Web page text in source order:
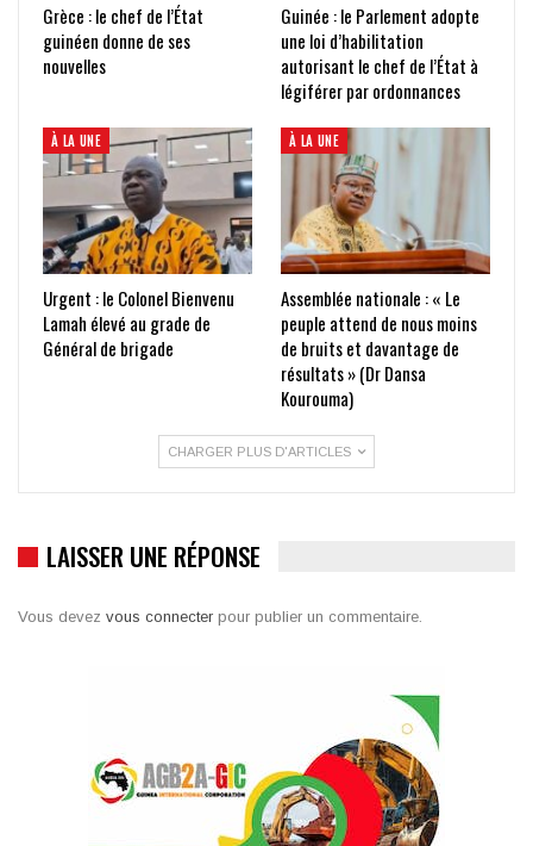
Grèce : le chef de l’État
guinéen donne de ses
nouvelles
Guinée : le Parlement adopte
une loi d’habilitation
autorisant le chef de l’État à
légiférer par ordonnances
À LA UNE
Urgent : le Colonel Bienvenu
Lamah élevé au grade de
Général de brigade
À LA UNE
Assemblée nationale : « Le
peuple attend de nous moins
de bruits et davantage de
résultats » (Dr Dansa
Kourouma)
CHARGER PLUS D'ARTICLES
LAISSER UNE RÉPONSE
Vous devez vous connecter pour publier un commentaire.